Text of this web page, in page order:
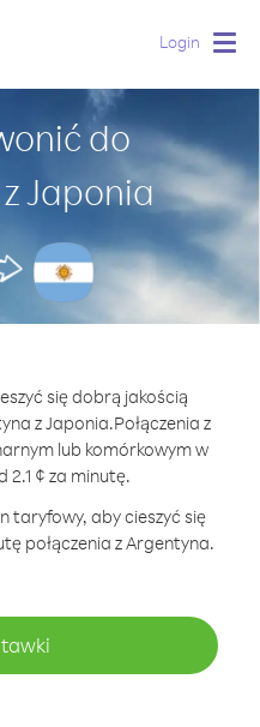
Login
do
Japonia
się dobrą jakością
z Japonia.Połączenia z
lub komórkowym w
¢ za minutę.
taryfowy, aby cieszyć się
połączenia z Argentyna.